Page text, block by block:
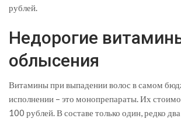
рублей.
Недорогие
облысения
Витамины при выпадении волос в самом
исполнении – это монопрепараты. Их
100 рублей. В составе только один, редко